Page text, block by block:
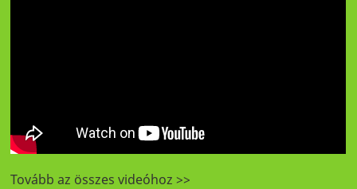
Tovább az összes videóhoz >>